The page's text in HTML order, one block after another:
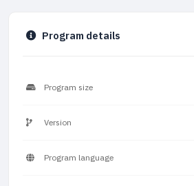
Program details
Program size
Version
Program language